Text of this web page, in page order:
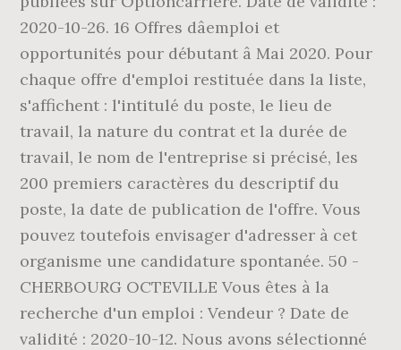
2020-10-26. 16 Offres dâemploi et
opportunités pour débutant â Mai 2020. Pour
chaque offre d'emploi restituée dans la liste,
s'affichent : l'intitulé du poste, le lieu de
travail, la nature du contrat et la durée de
travail, le nom de l'entreprise si précisé, les
200 premiers caractères du descriptif du
poste, la date de publication de l'offre. Vous
pouvez toutefois envisager d'adresser à cet
organisme une candidature spontanée. 50 -
CHERBOURG OCTEVILLE Vous êtes à la
recherche d'un emploi : Vendeur ? Date de
validité : 2020-10-12. Nous avons sélectionné